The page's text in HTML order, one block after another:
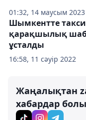
01:32, 14 маусым 2023
16:58, 11 сәуір 2022
Шымкентте такси
қарақшылық
ұсталды
Жаңалықтан
хабардар